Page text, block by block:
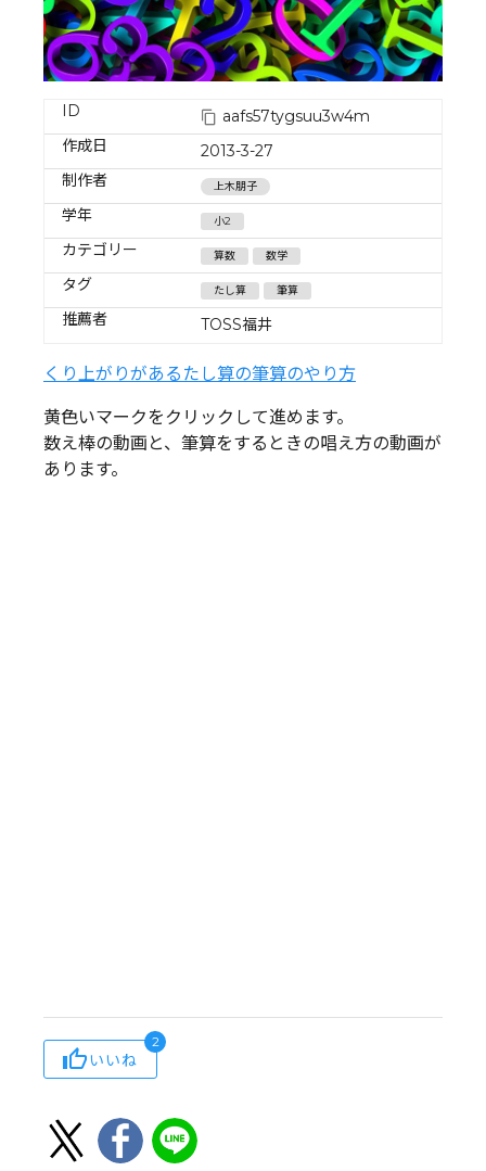
ID
aafs57tygsuu3w4m
作成日
2013-3-27
制作者
上木朋子
学年 小2
カテゴリー 算数 数学
タグ たし算 筆算
推薦者 TOSS福井
くり上がりがあるたし算の筆算のやり方
黄色いマークをクリックして進めます。
数え棒の動画と、筆算をするときの唱え方の動画が
あります。
いいね
2